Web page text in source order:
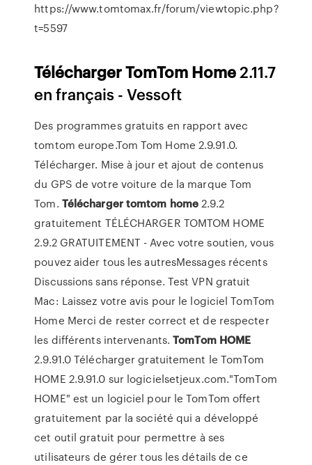
https://www.tomtomax.fr/forum/viewtopic.php?
t=5597
TéléchargerTomTom Home2.11.7
en français - Vessoft
Des programmes gratuits en rapport avec
tomtom europe.Tom Tom Home 2.9.91.0.
Télécharger. Mise à jour et ajout de contenus
du GPS de votre voiture de la marque Tom
Tom. Téléchargertomtom home2.9.2
gratuitement TÉLÉCHARGER TOMTOM HOME
2.9.2 GRATUITEMENT - Avec votre soutien, vous
pouvez aider tous les autresMessages récents
Discussions sans réponse. Test VPN gratuit
Mac: Laissez votre avis pour le logiciel TomTom
Home Merci de rester correct et de respecter
les différents intervenants.TomTom HOME
2.9.91.0 Télécharger gratuitement le TomTom
HOME 2.9.91.0 sur logicielsetjeux.com."TomTom
HOME" est un logiciel pour le TomTom offert
gratuitement par la société qui a développé
cet outil gratuit pour permettre à ses
utilisateurs de gérer tous les détails de ce